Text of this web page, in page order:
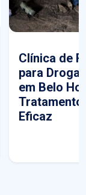
Clínica de
para
em Belo
Tratamento
Eficaz